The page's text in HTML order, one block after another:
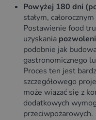
Powyżej 180 dni
stałym,
Postawienie food
uzyskania
podobnie jak
gastronomicznego
Proces ten jest
szczegółowego
może wiązać się z
dodatkowych
przeciwpożarowych.